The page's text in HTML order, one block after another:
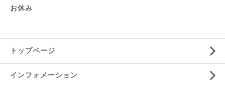
お休み
トップページ
インフォメーション